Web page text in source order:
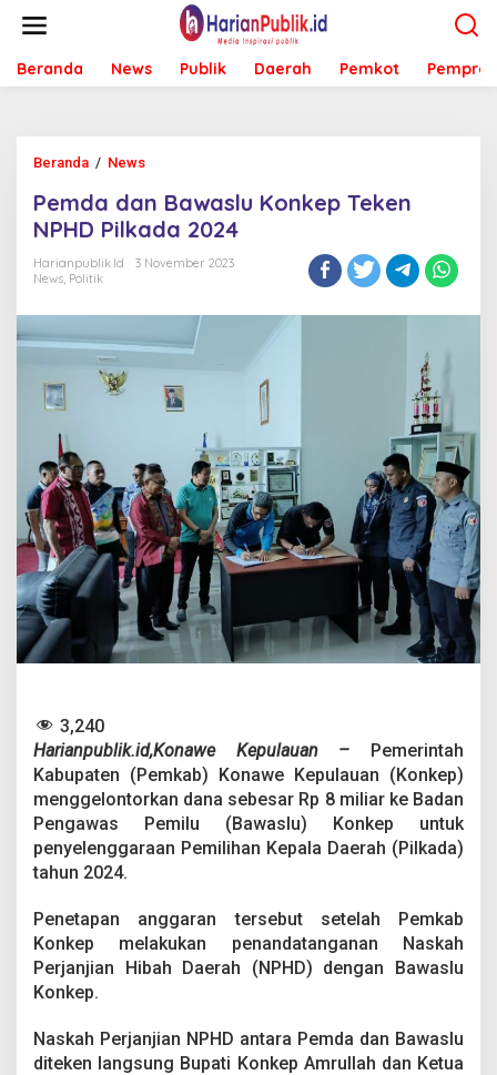
t
Beranda News Publik Daerah Pemkot Pemprov
Beranda / News
m
d
a
d
a
K
o
n
k
e
p
k
e
n
D
P
l
k
a
0
2
4
Pemda dan Bawaslu Konkep Teken
NPHD Pilkada 2024
Harianpublik.id
3 November 2023
News, Politik
3,240
Harianpublik.id,Konawe Kepulauan – Pemerintah
Kabupaten (Pemkab) Konawe Kepulauan (Konkep)
menggelontorkan dana sebesar Rp 8 miliar ke Badan
Pengawas Pemilu (Bawaslu) Konkep untuk
penyelenggaraan Pemilihan Kepala Daerah (Pilkada)
tahun 2024.
Penetapan anggaran tersebut setelah Pemkab
Konkep melakukan penandatanganan Naskah
Perjanjian Hibah Daerah (NPHD) dengan Bawaslu
Konkep.
Naskah Perjanjian NPHD antara Pemda dan Bawaslu
diteken langsung Bupati Konkep Amrullah dan Ketua